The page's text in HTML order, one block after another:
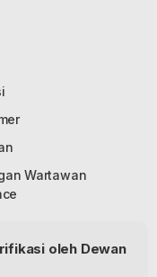
Wartawan
oleh Dewan